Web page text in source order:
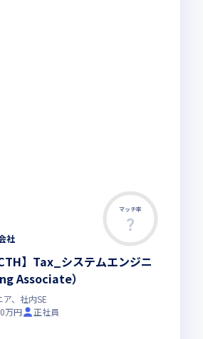
マッチ率
社
】Tax_システムエンジニ
Associate）
、社内SE
万円
正社員